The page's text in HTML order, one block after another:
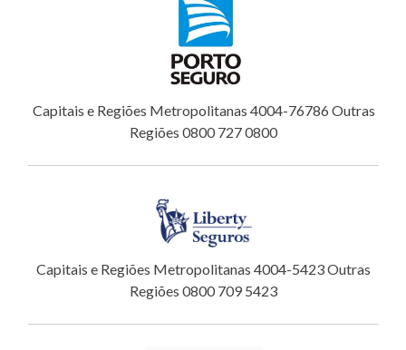
Capitais e Regiões Metropolitanas 4004-76786 Outras
Regiões 0800 727 0800
Capitais e Regiões Metropolitanas 4004-5423 Outras
Regiões 0800 709 5423